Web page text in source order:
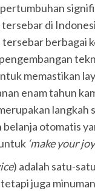
di
berbagai
memastikan
enam tahun
langkah
otomatis
‘make your
) adalah satu-
juga